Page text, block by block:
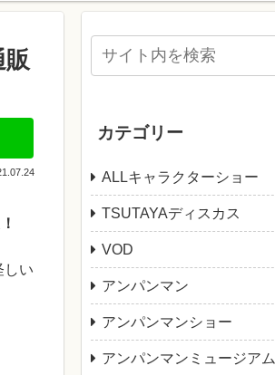
販
しい
カテゴリー
ALLキャラクターショー
TSUTAYAディスカス
VOD
アンパンマン
アンパンマンショー
アンパンマンミュージアム